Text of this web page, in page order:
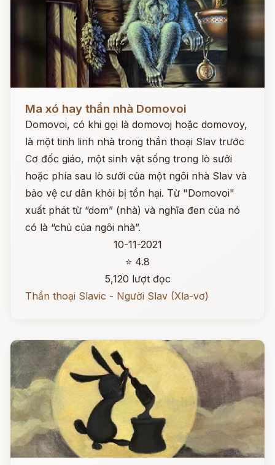
Ma xó hay thần nhà Domovoi
Domovoi, có khi gọi là domovoj hoặc domovoy,
là một tinh linh nhà trong thần thoại Slav trước
Cơ đốc giáo, một sinh vật sống trong lò sưởi
hoặc phía sau lò sưởi của một ngôi nhà Slav và
bảo vệ cư dân khỏi bị tổn hại. Từ "Domovoi"
xuất phát từ “dom” (nhà) và nghĩa đen của nó
có là “chủ của ngôi nhà”.
10-11-2021
⭐ 4.8
5,120 lượt đọc
Thần thoại Slavic - Người Slav (Xla-vơ)